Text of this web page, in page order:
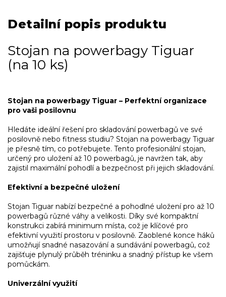
Detailní popis produktu
Stojan na powerbagy Tiguar
(na 10 ks)
Stojan na powerbagy Tiguar – Perfektní organizace
pro vaši posilovnu
Hledáte ideální řešení pro skladování powerbagů ve své
posilovně nebo fitness studiu? Stojan na powerbagy Tiguar
je přesně tím, co potřebujete. Tento profesionální stojan,
určený pro uložení až 10 powerbagů, je navržen tak, aby
zajistil maximální pohodlí a bezpečnost při jejich skladování.
Efektivní a bezpečné uložení
Stojan Tiguar nabízí bezpečné a pohodlné uložení pro až 10
powerbagů různé váhy a velikosti. Díky své kompaktní
konstrukci zabírá minimum místa, což je klíčové pro
efektivní využití prostoru v posilovně. Zaoblené konce háků
umožňují snadné nasazování a sundávání powerbagů, což
zajišťuje plynulý průběh tréninku a snadný přístup ke všem
pomůckám.
Univerzální využití